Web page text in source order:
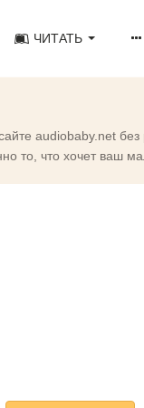
ЧИТАТЬ
audiobaby.net
то, что хочет ваш